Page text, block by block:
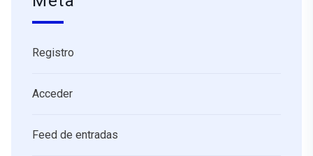
Registro
Acceder
Feed de entradas